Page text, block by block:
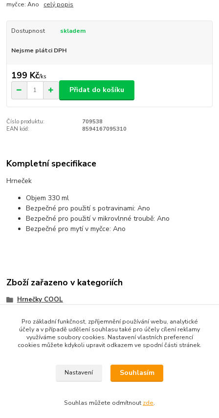
myčce: Ano celý popis
Dostupnost skladem
Nejsme plátci DPH
199 Kč/ks
Přidat do košíku
Číslo produktu:
709538
EAN kód:
8594167095310
Kompletní specifikace
Hrneček
Objem 330 ml
Bezpečné pro použití s potravinami: Ano
Bezpečné pro použití v mikrovlnné troubě: Ano
Bezpečné pro mytí v myčce: Ano
Zboží zařazeno v kategoriích
Hrnečky COOL
Pro základní funkčnost, zpříjemnění používání webu, analytické
účely a v případě udělení souhlasu také pro účely cílení reklamy
využíváme soubory cookies. Nastavení vlastních preferencí
cookies můžete kdykoli upravit odkazem ve spodní části stránek.
Nastavení Souhlasím
Souhlas můžete odmítnout zde.